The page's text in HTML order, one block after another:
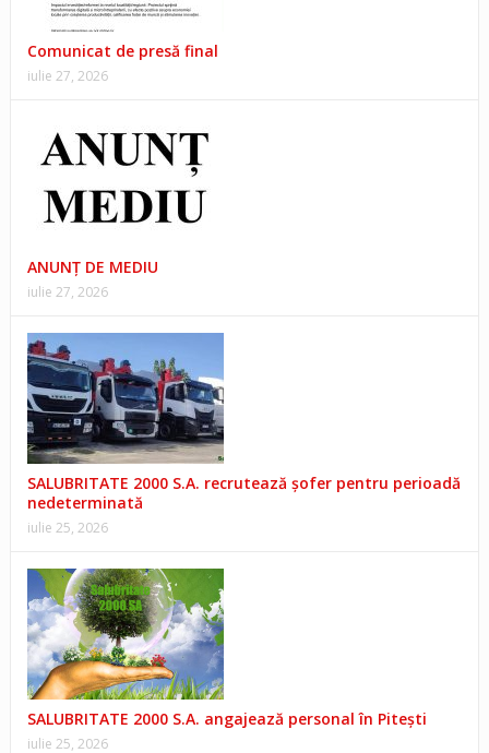
Comunicat de presă final
iulie 27, 2026
ANUNŢ DE MEDIU
iulie 27, 2026
SALUBRITATE 2000 S.A. recrutează șofer pentru perioadă
nedeterminată
iulie 25, 2026
SALUBRITATE 2000 S.A. angajează personal în Pitești
iulie 25, 2026